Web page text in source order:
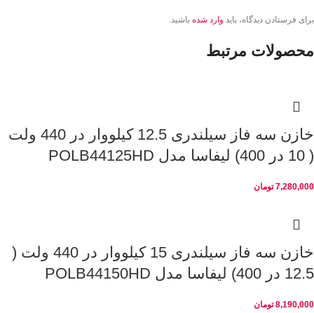
برای فرستادن دیدگاه، باید وارد شده باشید.
محصولات مرتبط
خازن سه فاز سیلندری 12.5 کیلووار در 440 ولت
( 10 در 400) لیفاسا مدل POLB44125HD
7,280,000 تومان
خازن سه فاز سیلندری 15 کیلووار در 440 ولت (
12.5 در 400) لیفاسا مدل POLB44150HD
8,190,000 تومان